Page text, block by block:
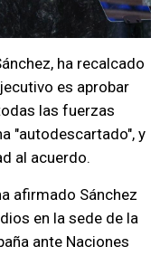
ha recalcado
es aprobar
las fuerzas
"autodescartado", y
al acuerdo.
afirmado Sánchez
en la sede de la
ante Naciones